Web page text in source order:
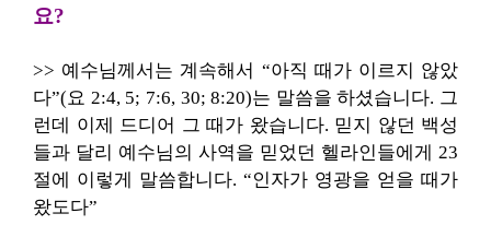
요?
>> 예수님께서는 계속해서 “아직 때가 이르지 않았
다”(요 2:4, 5; 7:6, 30; 8:20)는 말씀을 하셨습니다. 그
런데 이제 드디어 그 때가 왔습니다. 믿지 않던 백성
들과 달리 예수님의 사역을 믿었던 헬라인들에게 23
절에 이렇게 말씀합니다. “인자가 영광을 얻을 때가
왔도다”